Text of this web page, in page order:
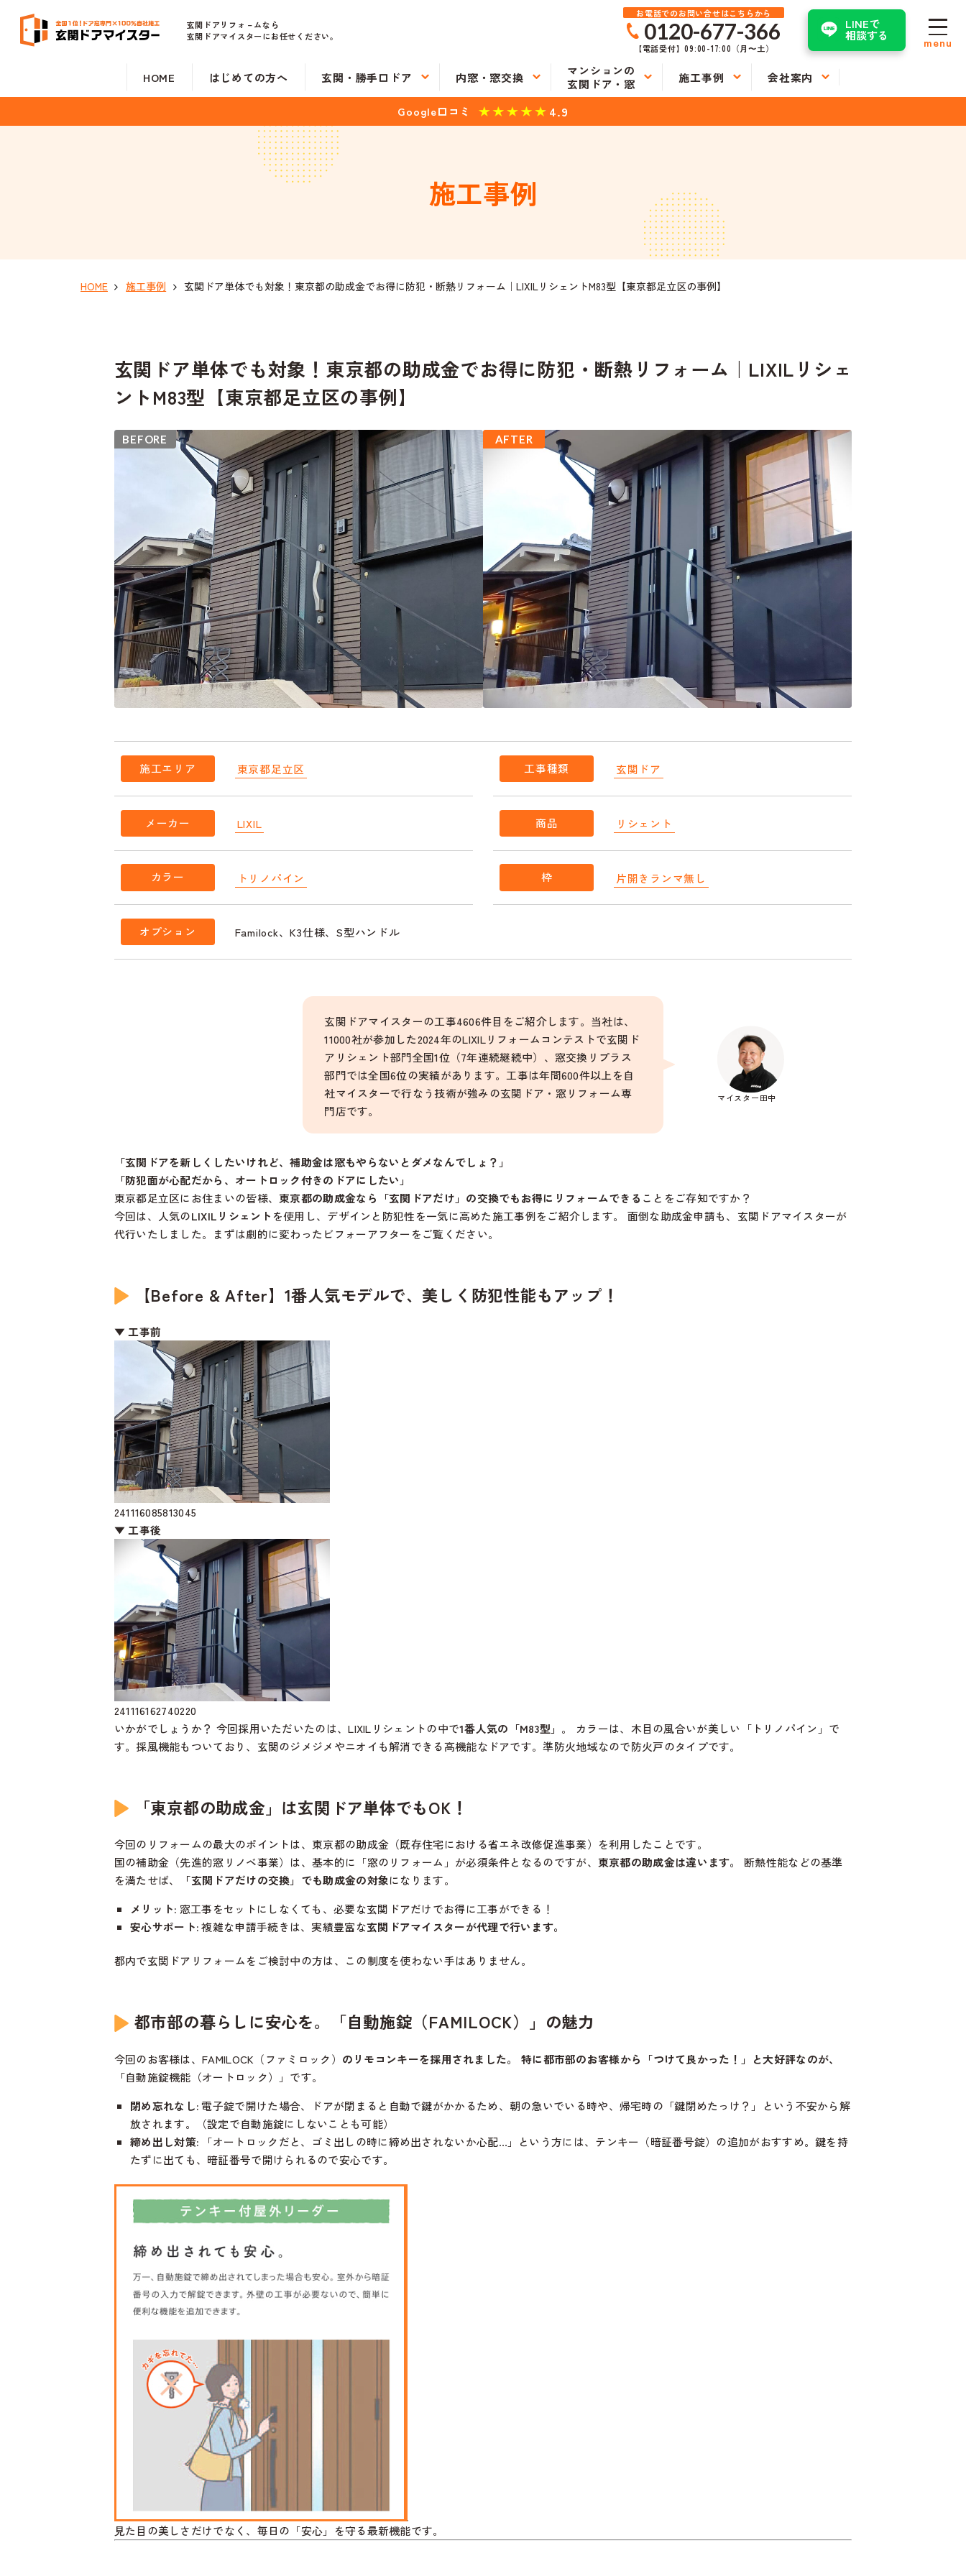
玄関ドアリフォ－ムなら
玄関ドアマイスターにお任せください。
お電話でのお問い合せはこちらから
0120-677-366
【電話受付】09:00-17:00（月〜土）
LINEで
相談する
HOME はじめての方へ 玄関・勝手口ドア 内窓・窓交換
マンションの
玄関ドア・窓
施工事例 会社案内
Google口コミ 4.9
menu
施工事例
HOME 施工事例 玄関ドア単体でも対象！東京都の助成金でお得に防犯・断熱リフォーム｜LIXILリシェントM83型【東京都足立区の事例】
玄関ドア単体でも対象！東京都の助成金でお得に防犯・断熱リフォーム｜LIXILリシェ
ントM83型【東京都足立区の事例】
BEFORE AFTER
施工エリア 東京都足立区 工事種類 玄関ドア
メーカー LIXIL 商品 リシェント
カラー トリノパイン 枠 片開きランマ無し
オプション Familock、K3仕様、S型ハンドル
マイスター田中
玄関ドアマイスターの工事4606件目をご紹介します。当社は、
11000社が参加した2024年のLIXILリフォームコンテストで玄関ド
アリシェント部門全国1位（7年連続継続中）、窓交換リプラス
部門では全国6位の実績があります。工事は年間600件以上を自
社マイスターで行なう技術が強みの玄関ドア・窓リフォーム専
門店です。
「玄関ドアを新しくしたいけれど、補助金は窓もやらないとダメなんでしょ？」
「防犯面が心配だから、オートロック付きのドアにしたい」
東京都足立区にお住まいの皆様、 東京都の助成金なら「玄関ドアだけ」の交換でもお得にリフォームできる ことをご存知ですか？
今回は、人気のLIXILリシェント を使用し、デザインと防犯性を一気に高めた施工事例をご紹介します。 面倒な助成金申請も、玄関ドアマイスターが
代行いたしました。まずは劇的に変わったビフォーアフターをご覧ください。
【Before & After】1番人気モデルで、美しく防犯性能もアップ！
▼ 工事前
241116085813045
▼ 工事後
241116162740220
いかがでしょうか？ 今回採用いただいたのは、LIXILリシェントの中で1番人気の「M83型」 。 カラーは、木目の風合いが美しい「トリノパイン」で
す。採風機能もついており、玄関のジメジメやニオイも解消できる高機能なドアです。準防火地域なので防火戸のタイプです。
「東京都の助成金」は玄関ドア単体でもOK！
今回のリフォームの最大のポイントは、東京都の助成金（既存住宅における省エネ改修促進事業）を利用したことです。
国の補助金（先進的窓リノベ事業）は、基本的に「窓のリフォーム」が必須条件となるのですが、 東京都の助成金は違います。
断熱性能などの基準
を満たせば、
「玄関ドアだけの交換」でも助成金の対象になります。
メリット: 窓工事をセットにしなくても、必要な玄関ドアだけでお得に工事ができる！
安心サポート:複雑な申請手続きは、実績豊富な玄関ドアマイスターが代理で行います。
都内で玄関ドアリフォームをご検討中の方は、この制度を使わない手はありません。
都市部の暮らしに安心を。「自動施錠（FAMILOCK）」の魅力
今回のお客様は、FAMILOCK（ファミロック） のリモコンキーを採用されました。 特に都市部のお客様から「つけて良かった！」と大好評なのが、
「自動施錠機能（オートロック）」です。
閉め忘れなし: 電子錠で開けた場合、ドアが閉まると自動で鍵がかかるため、朝の急いでいる時や、帰宅時の「鍵閉めたっけ？」という不安から解
放されます。（設定で自動施錠にしないことも可能）
締め出し対策: 「オートロックだと、ゴミ出しの時に締め出されないか心配…」という方には、テンキー（暗証番号錠）の追加がおすすめ。鍵を持
たずに出ても、暗証番号で開けられるので安心です。
見た目の美しさだけでなく、毎日の「安心」を守る最新機能です。